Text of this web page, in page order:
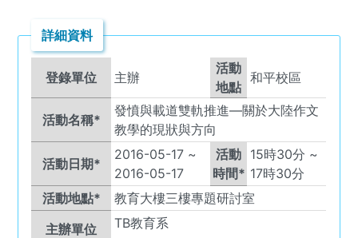
詳細資料
登錄單位 主辦
活動
地點
和平校區
活動名稱*
發憤與載道雙軌推進—關於大陸作文
教學的現狀與方向
活動日期*
2016-05-17 ~
2016-05-17
活動
時間*
15時30
分 ~
17時30分
活動地點*
教育大樓三樓專題研討室
主辦單位
TB教育系